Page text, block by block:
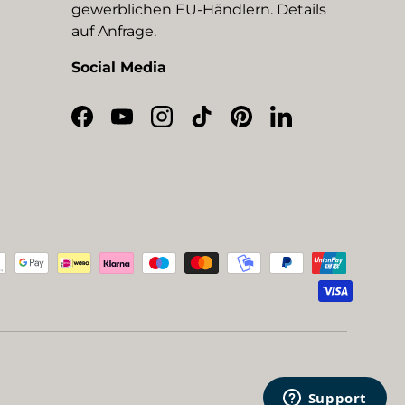
gewerblichen EU-Händlern. Details
auf Anfrage.
Social Media
Facebook
YouTubeInstagram
TikTokPinterestLinkedIn